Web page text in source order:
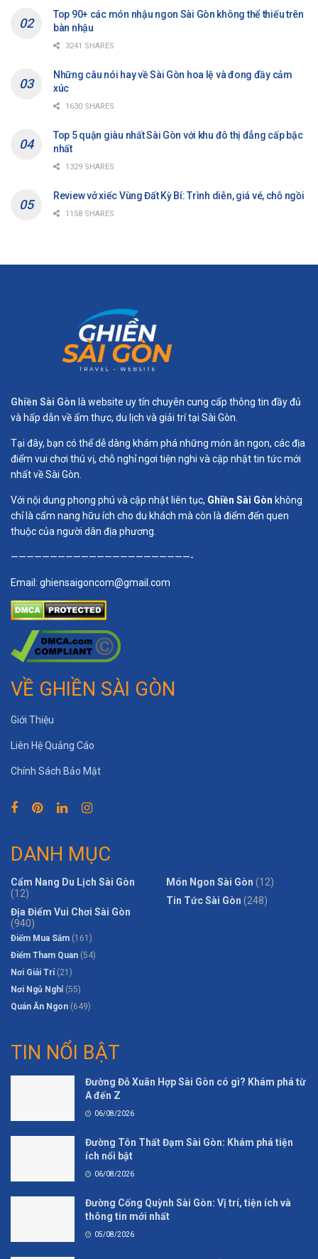
Top 90+ các món nhậu ngon Sài Gòn không thể thiếu trên
bàn nhậu
3241 SHARES
Những câu nói hay về Sài Gòn hoa lệ và đong đầy cảm
xúc
1630 SHARES
Top 5 quận giàu nhất Sài Gòn với khu đô thị đẳng cấp bậc
nhất
1329 SHARES
Review vở xiếc Vùng Đất Kỳ Bí: Trình diễn, giá vé, chỗ ngồi
1158 SHARES
Ghiền Sài Gòn là website uy tín chuyên cung cấp thông tin đầy đủ
và hấp dẫn về ẩm thực, du lịch và giải trí tại Sài Gòn.
Tại đây, bạn có thể dễ dàng khám phá những món ăn ngon, các địa
điểm vui chơi thú vị, chỗ nghỉ ngơi tiện nghi và cập nhật tin tức mới
nhất về Sài Gòn.
Với nội dung phong phú và cập nhật liên tục, Ghiền Sài Gòn không
chỉ là cẩm nang hữu ích cho du khách mà còn là điểm đến quen
thuộc của người dân địa phương.
———————————————————————-
Email: ghiensaigoncom@gmail.com
VỀ GHIỀN SÀI GÒN
Giới Thiệu
Liên Hệ Quảng Cáo
Chính Sách Bảo Mật
DANH MỤC
Cẩm Nang Du Lịch Sài Gòn
(12)
Địa Điểm Vui Chơi Sài Gòn
(940)
Điểm Mua Sắm (161)
Điểm Tham Quan (54)
Nơi Giải Trí (21)
Nơi Ngủ Nghỉ (55)
Quán Ăn Ngon (649)
Món Ngon Sài Gòn (12)
Tin Tức Sài Gòn (248)
TIN NỔI BẬT
Đường Đỗ Xuân Hợp Sài Gòn có gì? Khám phá từ
A đến Z
06/08/2026
Đường Tôn Thất Đạm Sài Gòn: Khám phá tiện
ích nổi bật
06/08/2026
Đường Cống Quỳnh Sài Gòn: Vị trí, tiện ích và
thông tin mới nhất
05/08/2026